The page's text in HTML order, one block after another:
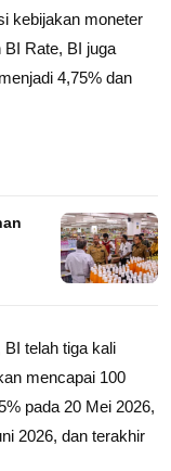
kebijakan moneter
Rate, BI juga
4,75% dan
telah tiga kali
mencapai 100
pada 20 Mei 2026,
2026, dan terakhir